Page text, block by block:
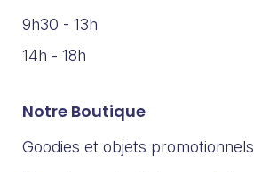
9h30 - 13h
14h - 18h
Notre Boutique
Goodies et objets promotionnels